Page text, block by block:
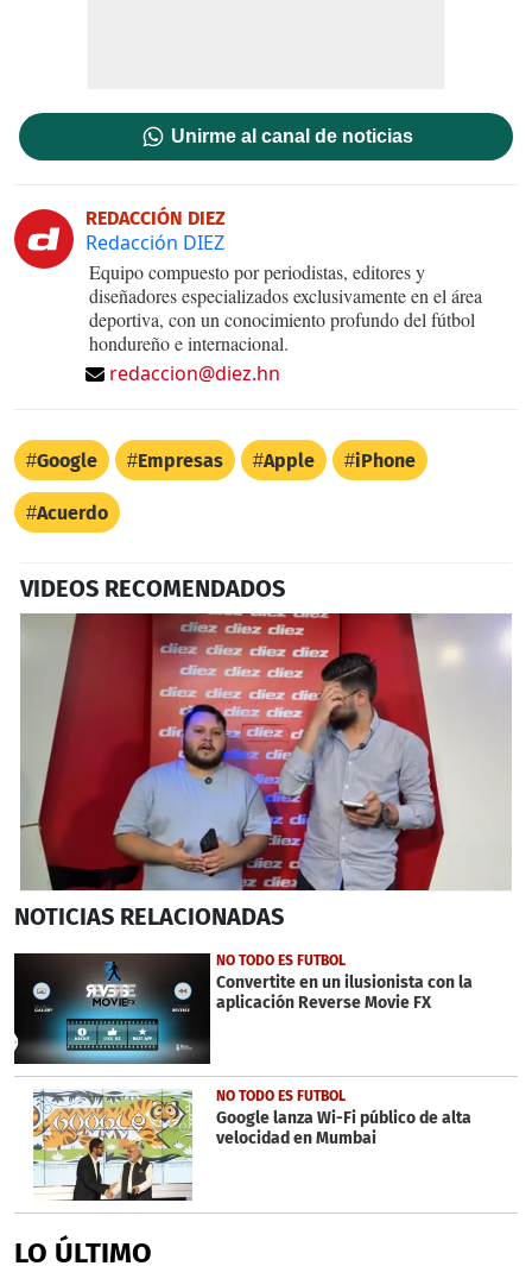
Unirme al canal de noticias
REDACCIÓN DIEZ
Redacción DIEZ
Equipo compuesto por periodistas, editores y
diseñadores especializados exclusivamente en el área
deportiva, con un conocimiento profundo del fútbol
hondureño e internacional.
redaccion@diez.hn
Google Empresas Apple iPhone
Acuerdo
VIDEOS RECOMENDADOS
second
13
14
seconds
NOTICIAS RELACIONADAS
NO TODO ES FUTBOL
Convertite en un ilusionista con la
aplicación Reverse Movie FX
NO TODO ES FUTBOL
Google lanza Wi-Fi público de alta
velocidad en Mumbai
LO ÚLTIMO